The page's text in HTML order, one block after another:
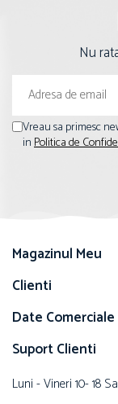
Nu
Vreau sa primesc
inPolitica de
Magazinul Meu
Clienti
Date Comerciale
Suport Clienti
Luni - Vineri 10- 18